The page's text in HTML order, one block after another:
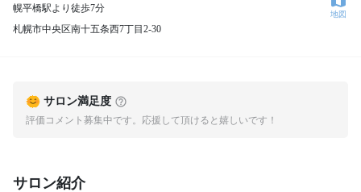
幌平橋駅より徒歩7分
札幌市中央区南十五条西7丁目2‐30
地図
サロン満足度
評価コメント募集中です。応援して頂けると嬉しいです！
サロン紹介